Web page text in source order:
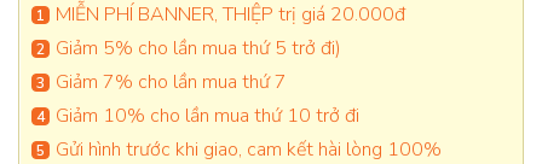
MIỄN PHÍ BANNER, THIỆP trị giá 20.000đ
Giảm 5% cho lần mua thứ 5 trở đi)
Giảm 7% cho lần mua thứ 7
Giảm 10% cho lần mua thứ 10 trở đi
Gửi hình trước khi giao, cam kết hài lòng 100%